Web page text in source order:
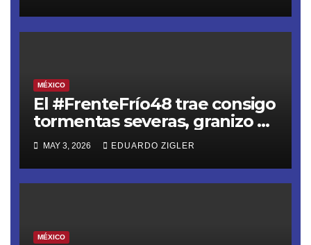
MÉXICO
El #FrenteFrío48 trae consigo
tormentas severas, granizo y
riesgo de inundaciones
MAY 3, 2026 EDUARDO ZIGLER
MÉXICO